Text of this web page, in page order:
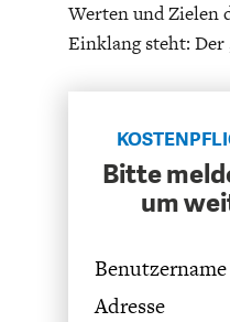
Werten und Zielen
Einklang steht: Der
Bitte
um
Adresse